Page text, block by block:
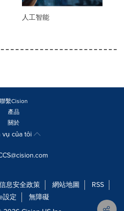
人工智能
聯繫Cision
產品
關於
vụ của tôi
息安全政策 網站地圖
RSS
設定
無障礙